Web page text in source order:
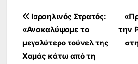
Πλοήγηση
άρθρων
την
Ισραηλινός Στρατός:
«Ανακαλύψαμε το
μεγαλύτερο τούνελ της
Χαμάς κάτω από τη